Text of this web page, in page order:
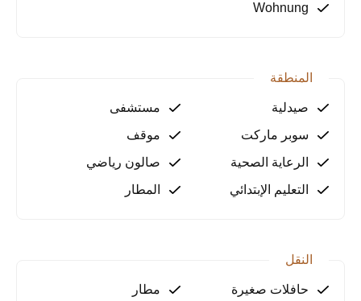
• حمام سباحة داخلي وحديقة مائية، حيث كل لحظة مليئة
• أمن على مدار الساعة مع نظام مراقبة بالفيديو لضمان
مرافق رائعة للعائلة
يوفر المجمع بيئة مثالية للعائلات: • ملاعب الأطفال
والنوادي التي توفر مساحة آمنة وأوقات ممتعة للأطفال.
• ساونا وغرفة بخار تساعدك على الاسترخاء بعد يوم
شقق مثالية مع تفاصيل عصرية
المزايا العصرية: • أرضيات مدفأة في جميع أنحاء الشقة
Wohnung
المنطقة
صيدلية
مستشفى
سوبر ماركت
موقف
الرعاية الصحية
صالون رياضي
التعليم الإبتدائي
المطار
النقل
حافلات صغيرة
مطار